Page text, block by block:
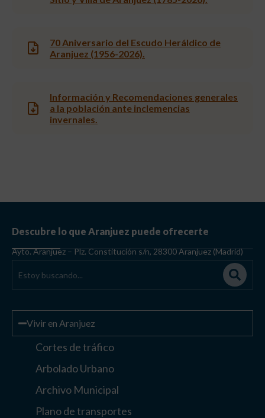
70 Aniversario del Escudo Heráldico de
Aranjuez (1956-2026).
Información y Recomendaciones generales
a la población ante inclemencias
invernales.
Descubre lo que Aranjuez puede ofrecerte
Ayto. Aranjuez – Plz. Constitución s/n, 28300 Aranjuez (Madrid)
Vivir en Aranjuez
Cortes de tráfico
Arbolado Urbano
Archivo Municipal
Plano de transportes